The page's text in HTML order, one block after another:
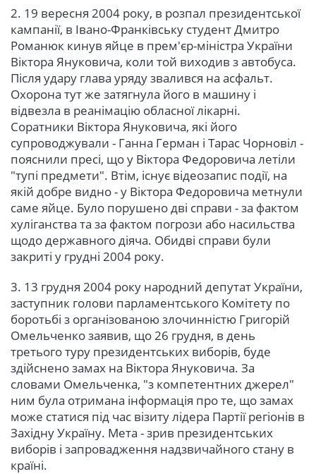
2. 19 вересня 2004 року, в розпал президентської
кампанії, в Івано-Франківську студент Дмитро
Романюк кинув яйце в прем'єр-міністра України
Віктора Януковича, коли той виходив з автобуса.
Після удару глава уряду звалився на асфальт.
Охорона тут же затягнула його в машину і
відвезла в реанімацію обласної лікарні.
Соратники Віктора Януковича, які його
супроводжували - Ганна Герман і Тарас Чорновіл -
пояснили пресі, що у Віктора Федоровича летіли
"тупі предмети". Втім, існує відеозапис події, на
якій добре видно - у Віктора Федоровича метнули
саме яйце. Було порушено дві справи - за фактом
хуліганства та за фактом погрози або насильства
щодо державного діяча. Обидві справи були
закриті у грудні 2004 року.
3. 13 грудня 2004 року народний депутат України,
заступник голови парламентського Комітету по
боротьбі з організованою злочинністю Григорій
Омельченко заявив, що 26 грудня, в день
третього туру президентських виборів, буде
здійснено замах на Віктора Януковича. За
словами Омельченка, "з компетентних джерел"
ним була отримана інформація про те, що замах
може статися під час візиту лідера Партії регіонів в
Західну Україну. Мета - зрив президентських
виборів і запровадження надзвичайного стану в
країні.